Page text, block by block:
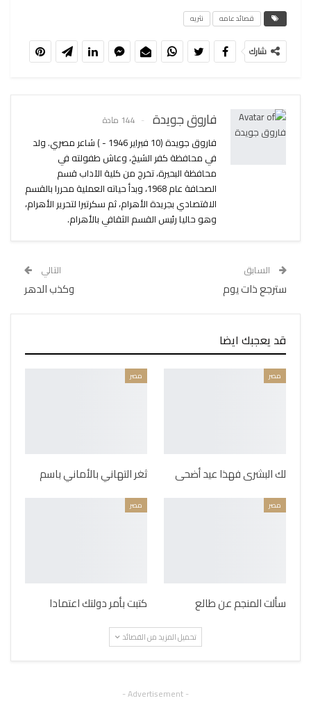
قصائد عامه نثريه
شارك
فاروق جويدة 144 مادة
فاروق جويدة (10 فبراير 1946 - ) شاعر مصري. ولد
في محافظة كفر الشيخ، وعاش طفولته في
محافظة البحيرة، تخرج من كلية الآداب قسم
الصحافة عام 1968، وبدأ حياته العملية محررا بالقسم
الاقتصادي بجريدة الأهرام، ثم سكرتيرا لتحرير الأهرام،
وهو حاليا رئيس القسم الثقافي بالأهرام.
السابق
سترجع ذات يوم
التالي
وكذب الدهر
قد يعجبك ايضا
مصر
لك البشرى فهذا عيد أضحى
مصر
ثغر التهاني بالأماني باسم
مصر
سألت المنجم عن طالع
مصر
كتبت بأمر دولتك اعتمادا
تحميل المزيد من القصائد
- Advertisement -